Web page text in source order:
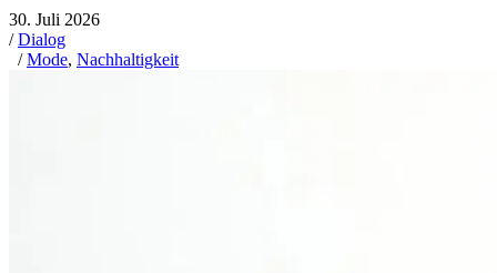
30. Juli 2026
/Dialog
/Mode, Nachhaltigkeit